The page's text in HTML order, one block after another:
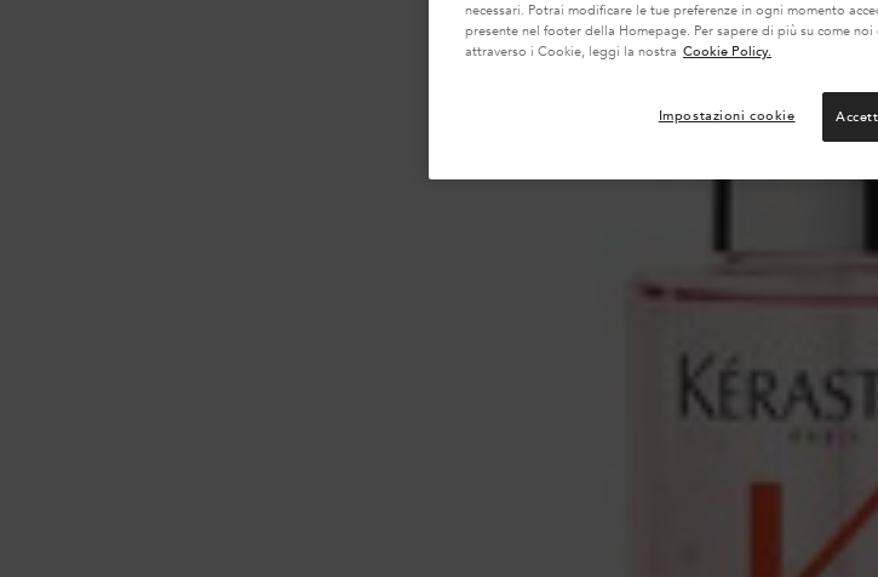
necessari. Potrai modificare le tue preferenze in ogni momento
presente nel footer della Homepage. Per sapere di più su come
attraverso i Cookie, leggi la nostra Cookie Policy.
Impostazioni cookie